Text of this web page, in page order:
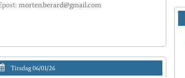
morten.berard@gmail.com
Tirsdag 06/01/26